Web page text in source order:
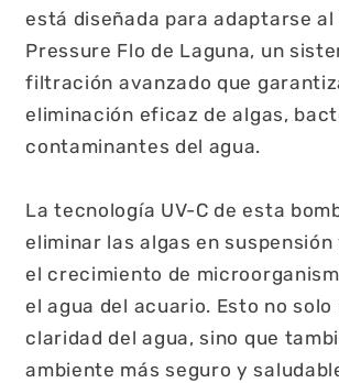
está diseñada para adaptarse
Pressure Flo de Laguna, un
filtración avanzado que
eliminación eficaz de algas,
contaminantes del agua.
La tecnología UV-C de esta
eliminar las algas en
el crecimiento de
el agua del acuario. Esto no solo
claridad del agua, sino que
ambiente más seguro y